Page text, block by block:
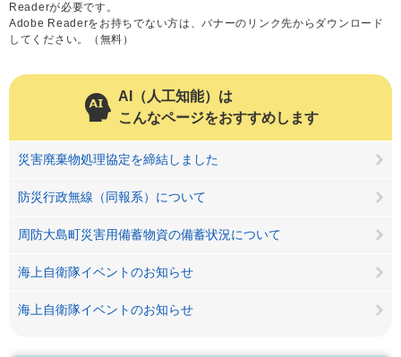
Readerが必要です。
Adobe Readerをお持ちでない方は、バナーのリンク先からダウンロード
してください。（無料）
AI（人工知能）は
こんなページをおすすめします
災害廃棄物処理協定を締結しました
防災行政無線（同報系）について
周防大島町災害用備蓄物資の備蓄状況について
海上自衛隊イベントのお知らせ
海上自衛隊イベントのお知らせ